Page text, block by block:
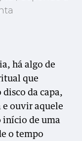
há algo de
que
da capa,
ouvir aquele
início de uma
o tempo